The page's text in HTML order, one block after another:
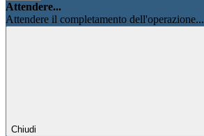
Attendere...
Attendere il completamento dell'operazione...
Chiudi